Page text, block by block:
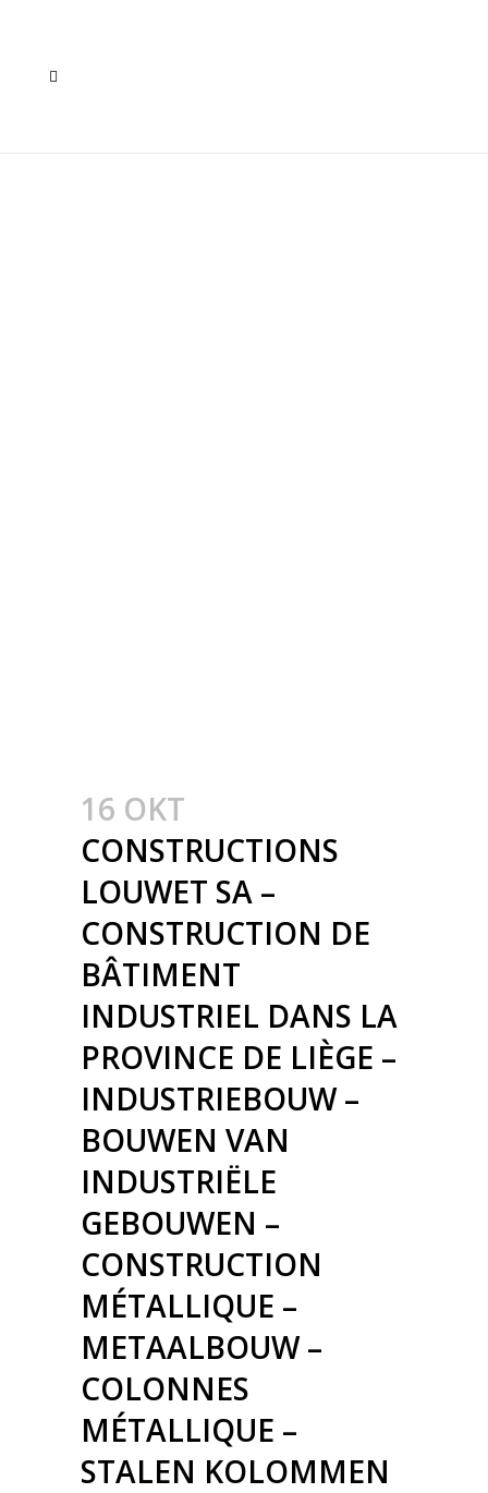
16 OKT
CONSTRUCTIONS
LOUWET SA –
CONSTRUCTION DE
BÂTIMENT
INDUSTRIEL DANS LA
PROVINCE DE LIÈGE –
INDUSTRIEBOUW –
BOUWEN VAN
INDUSTRIËLE
GEBOUWEN –
CONSTRUCTION
MÉTALLIQUE –
METAALBOUW –
COLONNES
MÉTALLIQUE –
STALEN KOLOMMEN